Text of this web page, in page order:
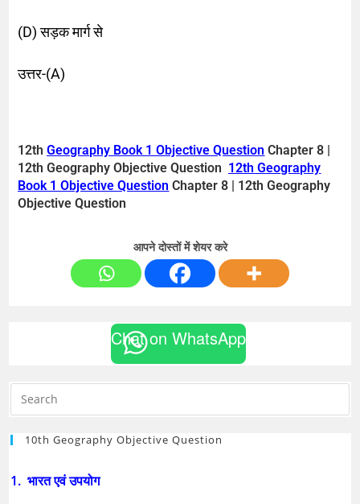
(D) सड़क मार्ग से
उत्तर-(A)
12thGeography Book 1 Objective Question Chapter 8 |
12th Geography Objective Question 12th Geography
Book 1 Objective Question Chapter 8 | 12th Geography
Objective Question
आपने दोस्तों में शेयर करे
Chat on WhatsApp
10th Geography Objective Question
1. भारत एवं उपयोग